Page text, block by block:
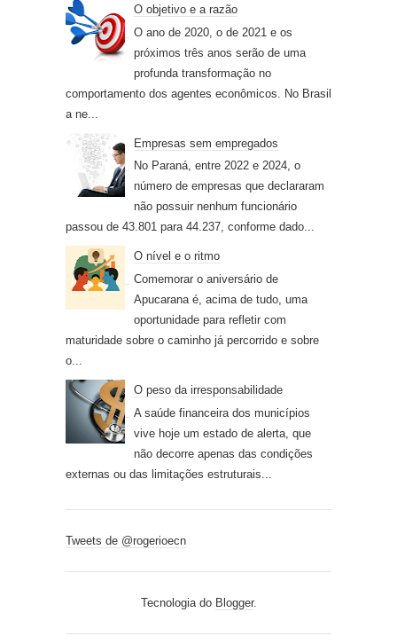
O objetivo e a razão
O ano de 2020, o de 2021 e os
próximos três anos serão de uma
profunda transformação no
comportamento dos agentes econômicos. No Brasil
a ne...
Empresas sem empregados
No Paraná, entre 2022 e 2024, o
número de empresas que declararam
não possuir nenhum funcionário
passou de 43.801 para 44.237, conforme dado...
O nível e o ritmo
Comemorar o aniversário de
Apucarana é, acima de tudo, uma
oportunidade para refletir com
maturidade sobre o caminho já percorrido e sobre
o...
O peso da irresponsabilidade
A saúde financeira dos municípios
vive hoje um estado de alerta, que
não decorre apenas das condições
externas ou das limitações estruturais...
Tweets de @rogerioecn
Tecnologia do Blogger.